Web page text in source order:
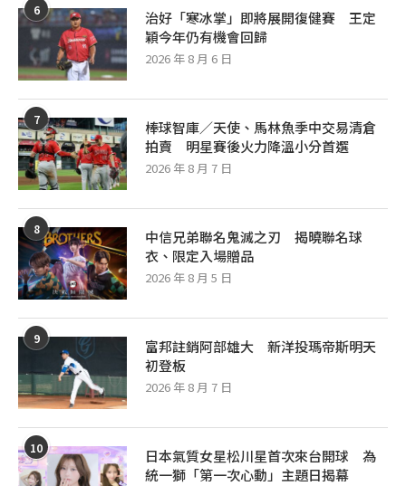
6
治好「寒冰掌」即將展開復健賽 王定
穎今年仍有機會回歸
2026 年 8 月 6 日
7
棒球智庫／天使、馬林魚季中交易清倉
拍賣 明星賽後火力降溫小分首選
2026 年 8 月 7 日
8
中信兄弟聯名鬼滅之刃 揭曉聯名球
衣、限定入場贈品
2026 年 8 月 5 日
9
富邦註銷阿部雄大 新洋投瑪帝斯明天
初登板
2026 年 8 月 7 日
10
日本氣質女星松川星首次來台開球 為
統一獅「第一次心動」主題日揭幕